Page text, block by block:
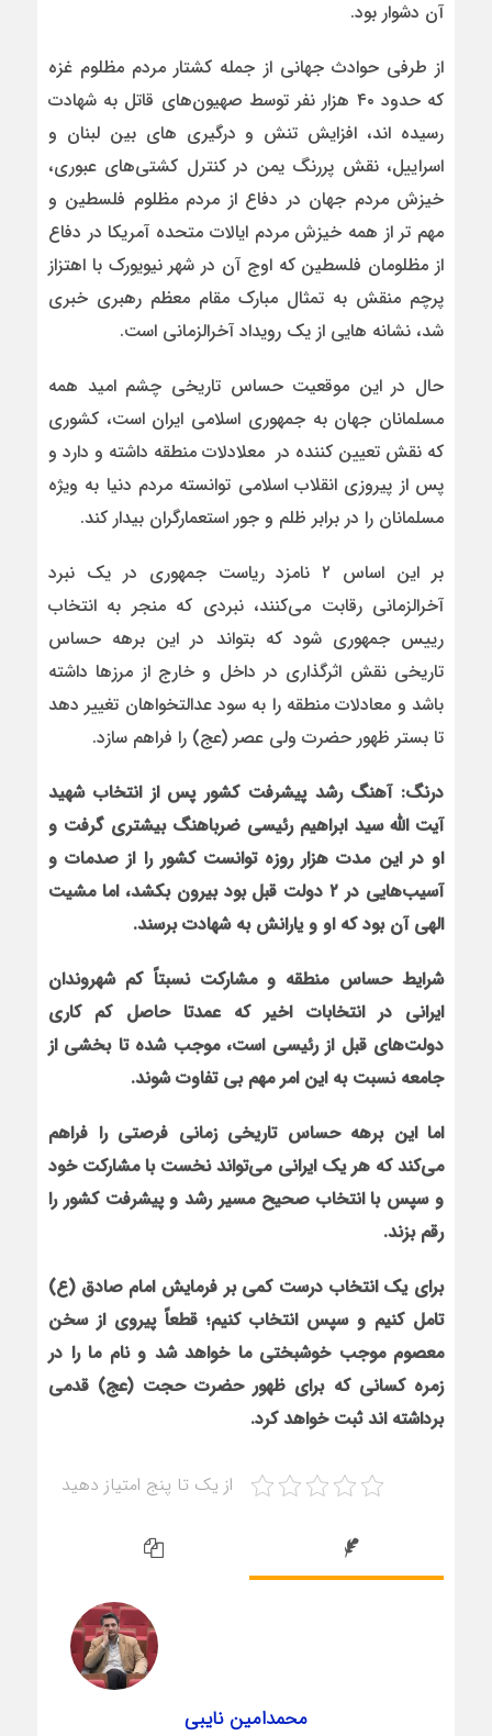
آن دشوار بود.
از طرفی حوادث جهانی از جمله کشتار مردم مظلوم غزه
که حدود ۴۰ هزار نفر توسط صهیون‌های قاتل به شهادت
رسیده اند، افزایش تنش و درگیری های بین لبنان و
اسراییل، نقش پررنگ یمن در کنترل کشتی‌های عبوری،
خیزش مردم جهان در دفاع از مردم مظلوم فلسطین و
مهم تر از همه خیزش مردم ایالات متحده آمریکا در دفاع
از مظلومان فلسطین که اوج آن در شهر نیویورک با اهتزاز
پرچم منقش به تمثال مبارک مقام معظم رهبری خبری
شد، نشانه هایی از یک رویداد آخرالزمانی است.
حال در این موقعیت حساس تاریخی چشم امید همه
مسلمانان جهان به جمهوری اسلامی ایران است، کشوری
که نقش تعیین کننده در معلادلات منطقه داشته و دارد و
پس از پیروزی انقلاب اسلامی توانسته مردم دنیا به ویژه
مسلمانان را در برابر ظلم و جور استعمارگران بیدار کند.
بر این اساس ۲ نامزد ریاست جمهوری در یک نبرد
آخرالزمانی رقابت می‌کنند، نبردی که منجر به انتخاب
رییس جمهوری شود که بتواند در این برهه حساس
تاریخی نقش اثرگذاری در داخل و خارج از مرزها داشته
باشد و معادلات منطقه را به سود عدالتخواهان تغییر دهد
تا بستر ظهور حضرت ولی عصر (عج) را فراهم سازد.
درنگ:آهنگ رشد پیشرفت کشور پس از انتخاب شهید
آیت الله سید ابراهیم رئیسی ضرباهنگ بیشتری گرفت و
او در این مدت هزار روزه توانست کشور را از صدمات و
آسیب‌هایی در ۲دولت قبل بود بیرون بکشد، اما مشیت
الهی آن بود که او و یارانش به شهادت برسند.
شرایط حساس منطقه و مشارکت نسبتاً کم شهروندان
ایرانی در انتخابات اخیر که عمدتا حاصل کم کاری
دولت‌های قبل از رئیسی است، موجب شده تا بخشی از
جامعه نسبت به این امر مهم بی تفاوت شوند.
اما این برهه حساس تاریخی زمانی فرصتی را فراهم
می‌کند که هر یک ایرانی می‌تواند نخست با مشارکت خود
و سپس با انتخاب صحیح مسیر رشد و پیشرفت کشور را
رقم بزند.
برای یک انتخاب درست کمی بر فرمایش امام صادق (ع)
تامل کنیم و سپس انتخاب کنیم؛ قطعاً پیروی از سخن
معصوم موجب خوشبختی ما خواهد شد و نام ما را در
زمره کسانی که برای ظهور حضرت حجت (عج) قدمی
برداشته اند ثبت خواهد کرد.
از یک تا پنج امتیاز دهید
محمدامین نایبی